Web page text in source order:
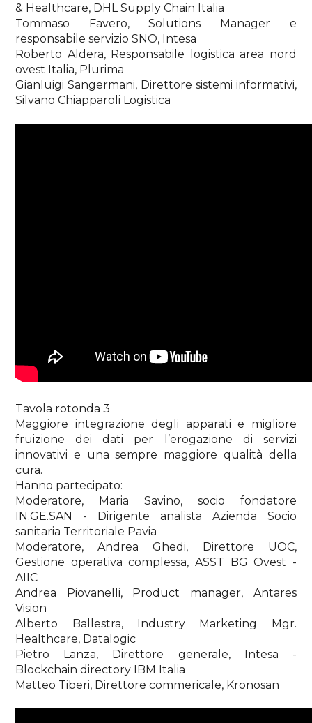
& Healthcare, DHL Supply Chain Italia
Tommaso Favero, Solutions Manager e
responsabile servizio SNO, Intesa
Roberto Aldera, Responsabile logistica area nord
ovest Italia, Plurima
Gianluigi Sangermani, Direttore sistemi informativi,
Silvano Chiapparoli Logistica
Tavola rotonda 3
Maggiore integrazione degli apparati e migliore
fruizione dei dati per l’erogazione di servizi
innovativi e una sempre maggiore qualità della
cura.
Hanno partecipato:
Moderatore, Maria Savino, socio fondatore
IN.GE.SAN - Dirigente analista Azienda Socio
sanitaria Territoriale Pavia
Moderatore, Andrea Ghedi, Direttore UOC,
Gestione operativa complessa, ASST BG Ovest -
AIIC
Andrea Piovanelli, Product manager, Antares
Vision
Alberto Ballestra, Industry Marketing Mgr.
Healthcare, Datalogic
Pietro Lanza, Direttore generale, Intesa -
Blockchain directory IBM Italia
Matteo Tiberi, Direttore commericale, Kronosan